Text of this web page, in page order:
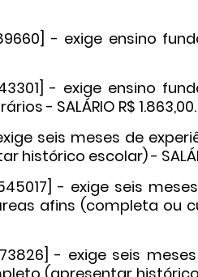
- exige ensino
- exige ensino
- SALÁRIO R$ 1.863,00.
seis meses de
escolar) -
- exige seis
afins (completa ou
- exige seis